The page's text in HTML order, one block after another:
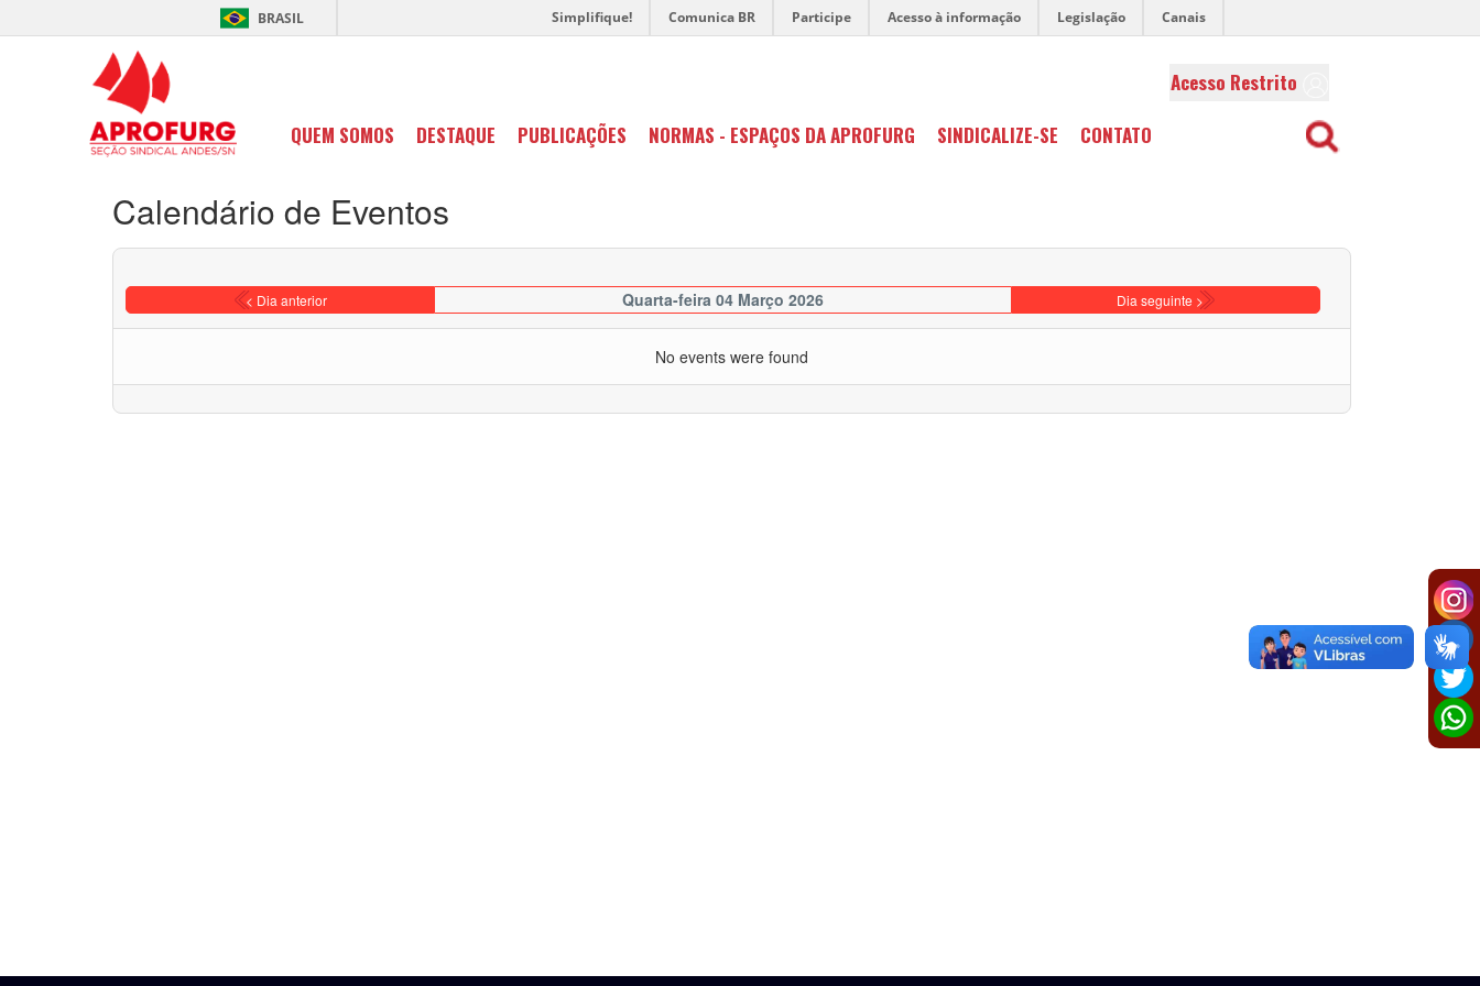
BRASIL Simplifique! Comunica BR Participe Acesso à informação Legislação Canais
QUEM SOMOS DESTAQUE PUBLICAÇÕES NORMAS - ESPAÇOS DA APROFURG SINDICALIZE-SE CONTATO
Acesso Restrito
Calendário de Eventos
< Dia anterior Quarta-feira 04 Março 2026 Dia seguinte >
No events were found